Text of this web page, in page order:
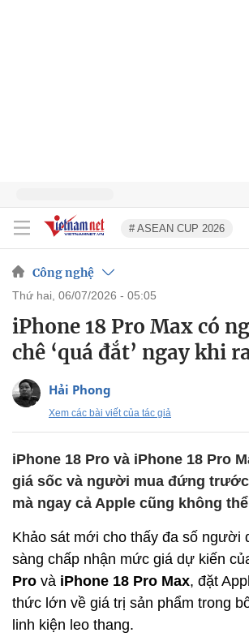
# ASEAN CUP 2026
Công nghệ
thứ hai, 06/07/2026 - 05:05
iPhone 18 Pro Max có
chê ‘quá đắt’ ngay khi
Hải Phong
Xem các bài viết của tác giả
iPhone 18 Pro và iPhone 18 Pro
giá sốc và người mua đứng
mà ngay cả Apple cũng không
Khảo sát mới cho thấy đa số người
sàng chấp nhận mức giá dự kiến
Pro và iPhone 18 Pro Max, đặt
thức lớn về giá trị sản phẩm trong
linh kiện leo thang.